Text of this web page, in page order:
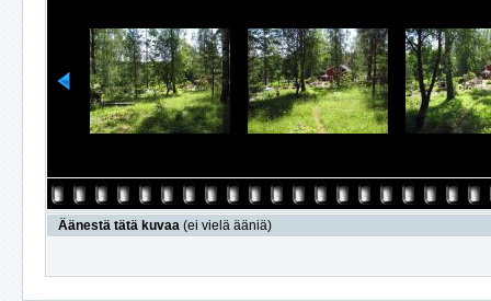
Äänestä tätä kuvaa (ei vielä ääniä)